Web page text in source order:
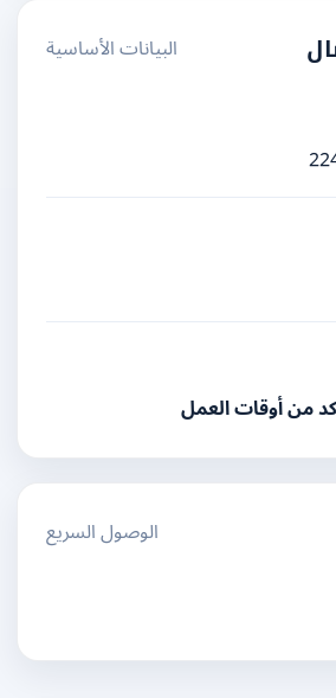
البيانات الأساسية
أوقات العمل
الوصول السريع